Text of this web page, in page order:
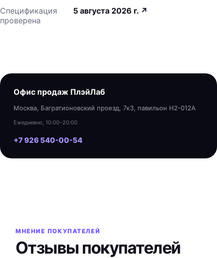
Спецификация
проверена
5 августа 2026 г. ↗
Офис продаж ПлэйЛаб
Москва, Багратионовский проезд, 7к3, павильон H2-012A
Ежедневно, 10:00–20:00
+7 926 540-00-54
МНЕНИЕ ПОКУПАТЕЛЕЙ
Отзывы покупателей